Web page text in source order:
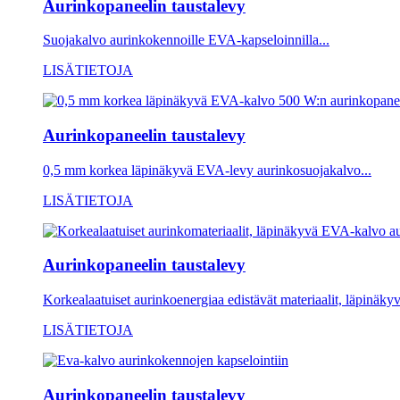
Aurinkopaneelin taustalevy
Suojakalvo aurinkokennoille EVA-kapseloinnilla...
LISÄTIETOJA
Aurinkopaneelin taustalevy
0,5 mm korkea läpinäkyvä EVA-levy aurinkosuojakalvo...
LISÄTIETOJA
Aurinkopaneelin taustalevy
Korkealaatuiset aurinkoenergiaa edistävät materiaalit,
LISÄTIETOJA
Aurinkopaneelin taustalevy